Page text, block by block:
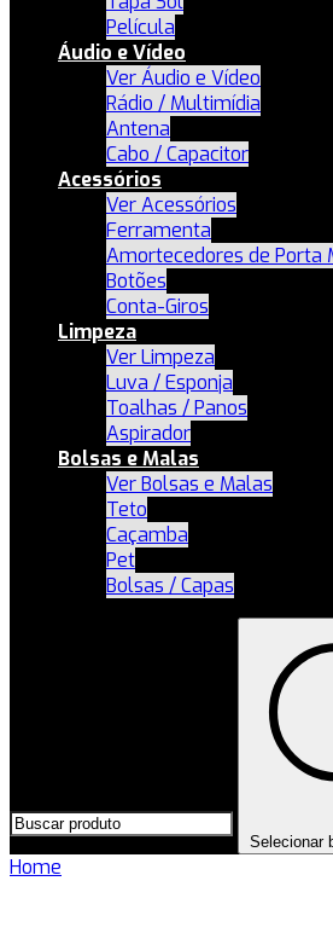
Película
Áudio e Vídeo
Ver Áudio e Vídeo
Rádio / Multimídia
Antena
Cabo / Capacitor
Acessórios
Ver Acessórios
Ferramenta
Amortecedores de Porta
Botões
Conta-Giros
Limpeza
Ver Limpeza
Luva / Esponja
Toalhas / Panos
Aspirador
Bolsas e Malas
Ver Bolsas e Malas
Teto
Caçamba
Pet
Bolsas / Capas
Selecionar
Home